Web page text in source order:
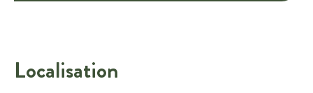
Localisation